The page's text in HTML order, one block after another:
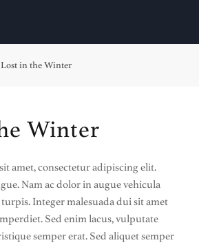
Lost in the Winter
Winter
amet, consectetur adipiscing elit.
Nam ac dolor in augue vehicula
Integer malesuada dui sit amet
Sed enim lacus, vulputate
semper erat. Sed aliquet semper